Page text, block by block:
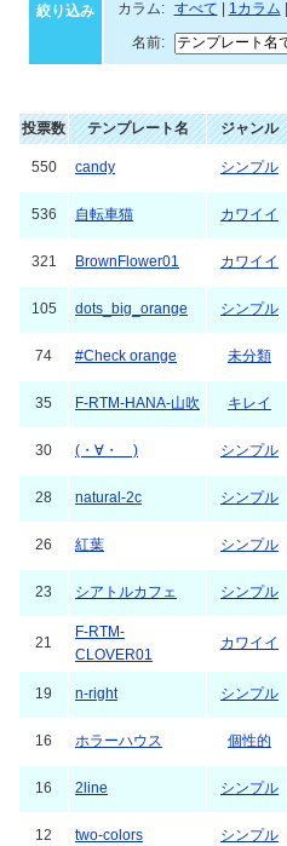
絞り込み
カラム:
すべて 1カラム
名前:
投票数 テンプレート名 ジャンル
550 candy シンプル
536 自転車猫 カワイイ
321 BrownFlower01 カワイイ
105 dots_big_orange シンプル
74 #Check orange 未分類
35 F-RTM-HANA-山吹 キレイ
30 (・∀・ ) シンプル
28 natural-2c シンプル
26 紅葉 シンプル
23 シアトルカフェ シンプル
21
F-RTM-
CLOVER01
カワイイ
19 n-right シンプル
16 ホラーハウス 個性的
16 2line シンプル
12 two-colors シンプル